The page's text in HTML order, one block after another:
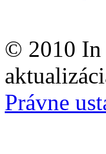
© 2010 In
Právne